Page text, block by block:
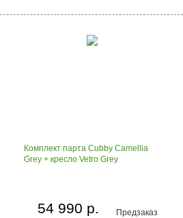
Комплект парта Cubby Camellia
Grey + кресло Vetro Grey
Предзаказ
54 990 р.